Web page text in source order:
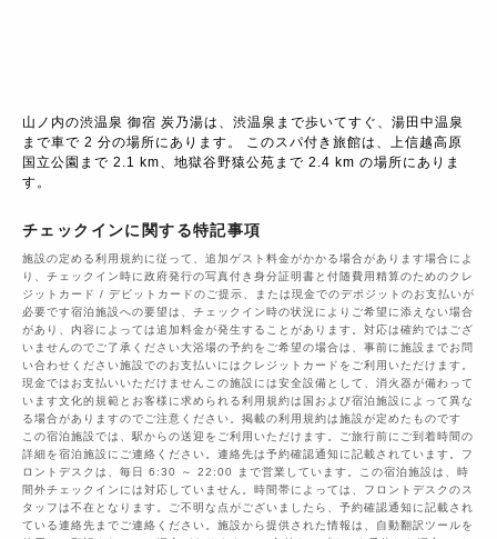
山ノ内の渋温泉 御宿 炭乃湯は、渋温泉まで歩いてすぐ、湯田中温泉
まで車で 2 分の場所にあります。 このスパ付き旅館は、上信越高原
国立公園まで 2.1 km、地獄谷野猿公苑まで 2.4 km の場所にありま
す。
チェックインに関する特記事項
施設の定める利用規約に従って、追加ゲスト料金がかかる場合があります場合によ
り、チェックイン時に政府発行の写真付き身分証明書と付随費用精算のためのクレ
ジットカード / デビットカードのご提示、または現金でのデポジットのお支払いが
必要です宿泊施設への要望は、チェックイン時の状況によりご希望に添えない場合
があり、内容によっては追加料金が発生することがあります。対応は確約ではござ
いませんのでご了承ください大浴場の予約をご希望の場合は、事前に施設までお問
い合わせください施設でのお支払いにはクレジットカードをご利用いただけます。
現金ではお支払いいただけませんこの施設には安全設備として、消火器が備わって
います文化的規範とお客様に求められる利用規約は国および宿泊施設によって異な
る場合がありますのでご注意ください。掲載の利用規約は施設が定めたものです
この宿泊施設では、駅からの送迎をご利用いただけます。ご旅行前にご到着時間の
詳細を宿泊施設にご連絡ください。連絡先は予約確認通知に記載されています。フ
ロントデスクは、毎日 6:30 ～ 22:00 まで営業しています。この宿泊施設は、時
間外チェックインには対応していません。時間帯によっては、フロントデスクのス
タッフは不在となります。ご不明な点がございましたら、予約確認通知に記載され
ている連絡先までご連絡ください。施設から提供された情報は、自動翻訳ツールを